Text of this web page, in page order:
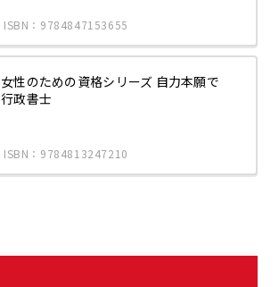
ISBN：9784847153655
女性のための資格シリーズ 自力本願で
行政書士
ISBN：9784813247210